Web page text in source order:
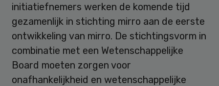
initiatiefnemers werken de komende tijd
gezamenlijk in stichting mirro aan de eerste
ontwikkeling van mirro. De stichtingsvorm in
combinatie met een Wetenschappelijke
Board moeten zorgen voor
onafhankelijkheid en wetenschappelijke